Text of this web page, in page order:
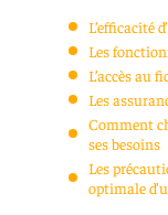
L’efficacité
Les
L’accès au
Les
Comment
ses besoins
Les
optimale